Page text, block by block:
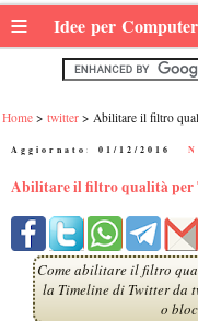
≡ Idee per
Home twitter Abilitare il filtro
Aggiornato: 01/12/2016
Abilitare il filtro qualità per
Come abilitare il filtro
la Timeline di Twitter da
o